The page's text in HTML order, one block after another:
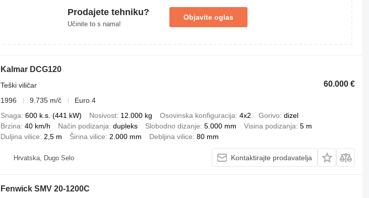
Prodajete tehniku?
Učinite to s nama!
Objavite oglas
Kalmar DCG120
60.000 €
Teški viličar
1996
9.735 m/č
Euro 4
Snaga 600 k.s. (441 kW) Nosivost 12.000 kg Osovinska konfiguracija 4x2 Gorivo dizel
Brzina 40 km/h Način podizanja dupleks Slobodno dizanje 5.000 mm Visina podizanja 5 m
Duljina vilice
2,5 m Širina vilice 2.000 mm Debljina vilice 80 mm
Hrvatska, Dugo Selo Kontaktirajte prodavatelja
Fenwick SMV 20-1200C